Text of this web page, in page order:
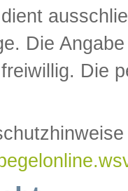
Die
Die